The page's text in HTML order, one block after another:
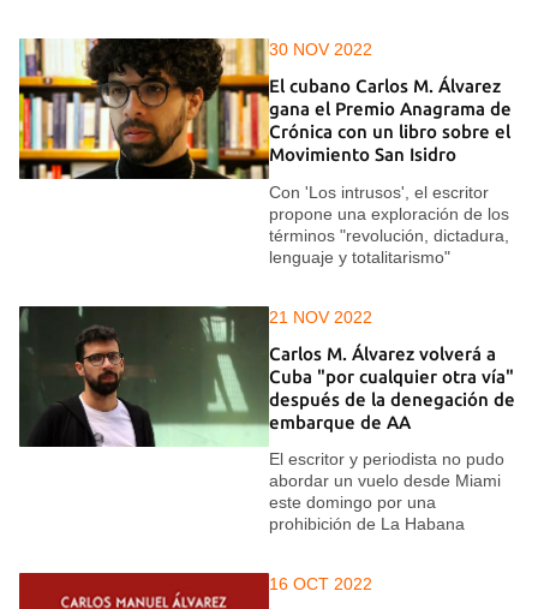
30 NOV 2022
El cubano Carlos M. Álvarez
gana el Premio Anagrama de
Crónica con un libro sobre el
Movimiento San Isidro
Con 'Los intrusos', el escritor
propone una exploración de los
términos "revolución, dictadura,
lenguaje y totalitarismo"
21 NOV 2022
Carlos M. Álvarez volverá a
Cuba "por cualquier otra vía"
después de la denegación de
embarque de AA
El escritor y periodista no pudo
abordar un vuelo desde Miami
este domingo por una
prohibición de La Habana
16 OCT 2022